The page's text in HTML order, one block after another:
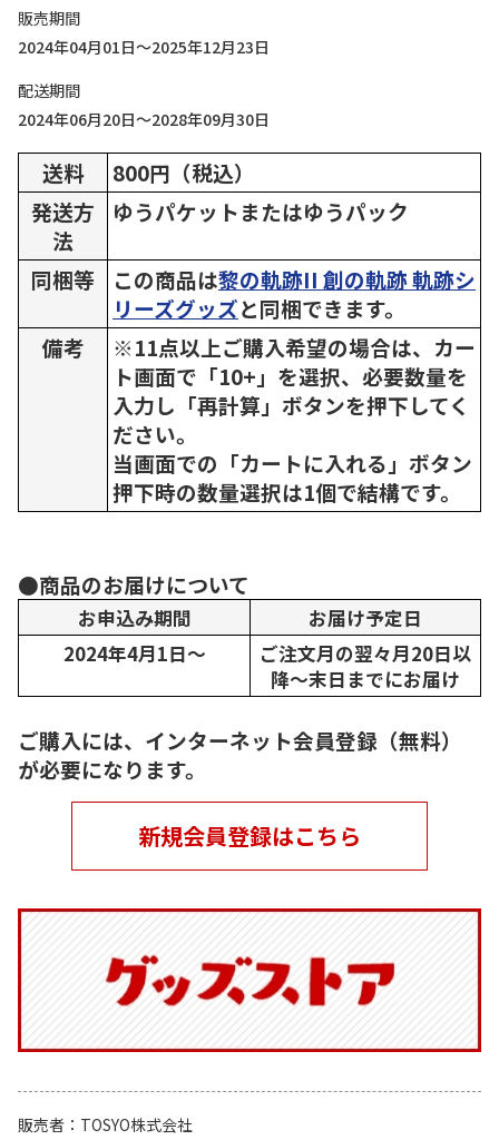
販売期間
2024年04月01日～2025年12月23日
配送期間
2024年06月20日～2028年09月30日
送料
800円（税込）
発送方
法
ゆうパケットまたはゆうパック
同梱等 この商品は黎の軌跡II 創の軌跡 軌跡シ
リーズグッズと同梱できます。
備考
※11点以上ご購入希望の場合は、カー
ト画面で「10+」を選択、必要数量を
入力し「再計算」ボタンを押下してく
ださい。
当画面での「カートに入れる」ボタン
押下時の数量選択は1個で結構です。
●商品のお届けについて
お申込み期間
お届け予定日
2024年4月1日～
ご注文月の翌々月20日以
降～末日までにお届け
ご購入には、インターネット会員登録（無料）
が必要になります。
新規会員登録はこちら
販売者
TOSYO株式会社